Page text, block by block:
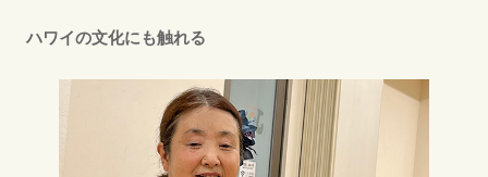
ハワイの文化にも触れる